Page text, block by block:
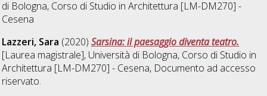
di Bologna, Corso di Studio inArchitettura [LM-DM270] -
Cesena
Lazzeri, Sara (2020)Sarsina: il paesaggio diventa teatro.
[Laurea magistrale], Università di Bologna, Corso di Studio in
Architettura [LM-DM270] - Cesena, Documento ad accesso
riservato.